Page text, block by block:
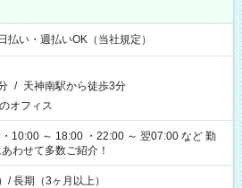
い・週払いOK（当社規定）
/ 天神南駅から徒歩3分
オフィス
・10:00 ～ 18:00 ・22:00 ～ 翌07:00 など 勤
わせて多数ご紹介！
/ 長期（3ヶ月以上）